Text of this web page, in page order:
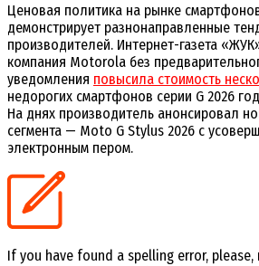
Ценовая политика на рынке
демонстрирует разнонаправленные
производителей. Интернет-газета
компания Motorola без
уведомления повысила стоимость
недорогих смартфонов серии G 2026
На днях производитель анонсировал
сегмента — Moto G Stylus 2026 с
электронным пером.
If you have found a spelling error,